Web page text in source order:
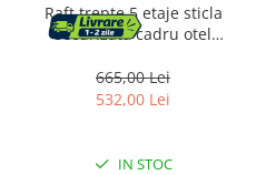
Rafturi si biblioteci
Tabureti si fotolii
Mobila hol
Raft trepte 5 etaje sticla
securizata cadru otel
design elegant, auriu
665,00 Lei
532,00 Lei
IN STOC